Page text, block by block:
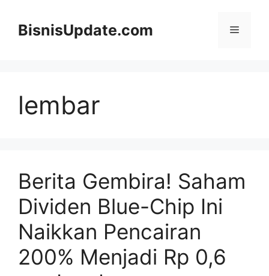
BisnisUpdate.com Menu
lembar
Berita Gembira! Saham
Dividen Blue-Chip Ini
Naikkan Pencairan
200% Menjadi Rp 0,6